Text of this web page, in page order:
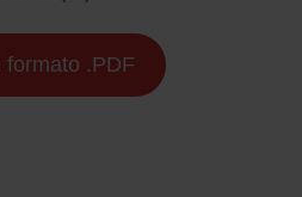
formato .PDF